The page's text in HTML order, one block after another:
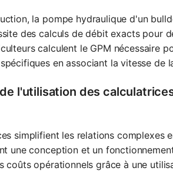
la pompe hydraulique d'un
des calculs de débit exacts pour
calculent le GPM nécessaire
en associant la vitesse de
l'utilisation des
simplifient les relations complexes
une conception et un
coûts opérationnels grâce à une